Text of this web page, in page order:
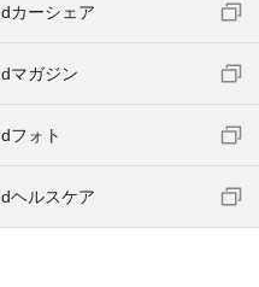
dカーシェア
dマガジン
dフォト
dヘルスケア